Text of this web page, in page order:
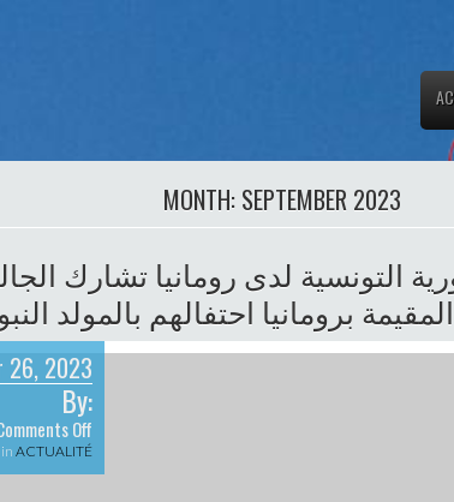
MONTH: SEPTEMBER 2023
التونسية لدى رومانيا تشارك
المقيمة برومانيا احتفالهم بالمولد
26, 2023
By:
Off
سفارة
الجمهورية
ACTUALITÉ